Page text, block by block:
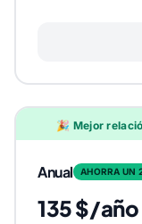
🎉 Mejor
Anual AHORRA UN
135 $/año